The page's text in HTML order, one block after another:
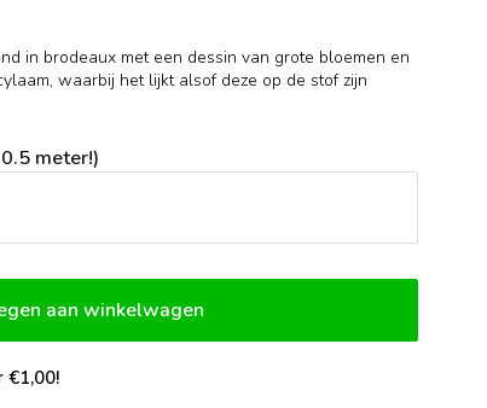
in brodeaux met een dessin van grote bloemen en
waarbij het lijkt alsof deze op de stof zijn
meter!)
aan winkelwagen
€1,00!